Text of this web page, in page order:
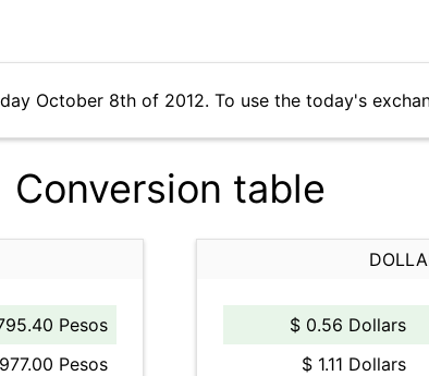
October 8th of 2012. To use the today's
Conversion table
Pesos
Pesos
$ 0.56 Dollars
$ 1.11 Dollars